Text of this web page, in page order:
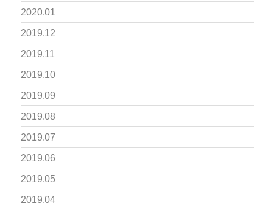
2020.01
2019.12
2019.11
2019.10
2019.09
2019.08
2019.07
2019.06
2019.05
2019.04